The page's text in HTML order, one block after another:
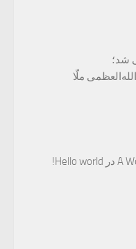
ملّا
A در Hello world!